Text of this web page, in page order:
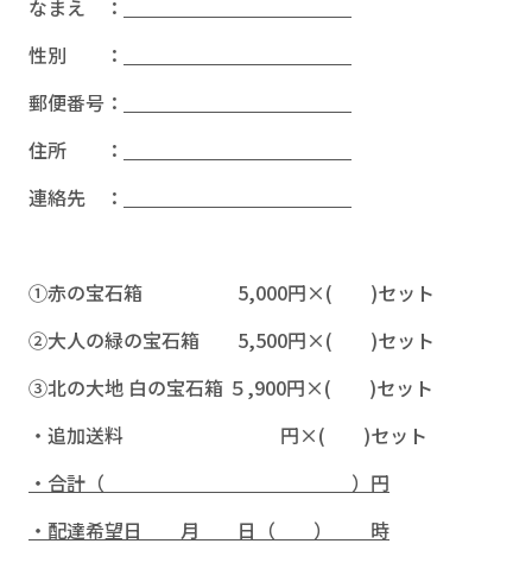
なまえ ：
性別 ：
郵便番号：
住所 ：
連絡先 ：
①赤の宝石箱 5,000円×( )セット
②大人の緑の宝石箱 5,500円×( )セット
③北の大地 白の宝石箱 ５,900円×( )セット
・追加送料 円×( )セット
・合計（ ）円
・配達希望日 月 日（ ） 時